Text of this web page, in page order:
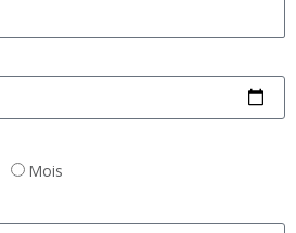
Mois